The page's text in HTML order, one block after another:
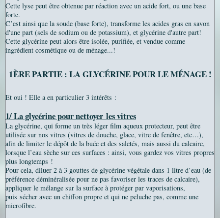
Cette lyse peut être obtenue par réaction avec un acide fort, ou une base
forte.
C’est ainsi que la soude (base forte), transforme les acides gras en savon
d'une part (sels de sodium ou de potassium), et glycérine d'autre part!
Cette glycérine peut alors être isolée, purifiée, et vendue comme
ingrédient cosmétique ou de ménage...!
1ÈRE PARTIE : LA GLYCÉRINE POUR LE MÉNAGE !
Et oui ! Elle a en particulier 3 intérêts :
1/ La glycérine pour nettoyer les vitres
La glycérine, qui forme un très léger film aqueux protecteur, peut être
utilisée sur nos vitres (vitres de douche, glace, vitre de fenêtre, etc…),
afin de limiter le dépôt de la buée et des saletés, mais aussi du calcaire,
lorsque l’eau sèche sur ces surfaces : ainsi, vous gardez vos vitres propres
plus longtemps !
Pour cela, diluer 2 à 3 gouttes de glycérine végétale dans 1 litre d’eau (de
préférence déminéralisée pour ne pas favoriser les traces de calcaire),
appliquer le mélange sur la surface à protéger par vaporisations,
puis sécher avec un chiffon propre et qui ne peluche pas, comme une
microfibre.